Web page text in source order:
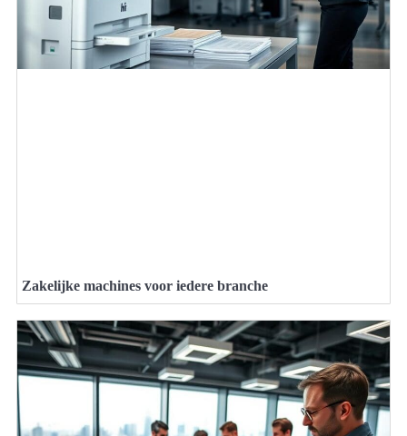
Zakelijke machines voor iedere branche